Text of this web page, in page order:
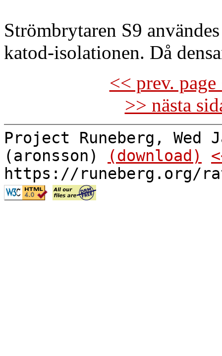
Strömbrytaren S9
katod-isolationen. Då
<< prev.
>> nästa
Project Runeberg, Wed
(aronsson)
(download)
https://runeberg.org/